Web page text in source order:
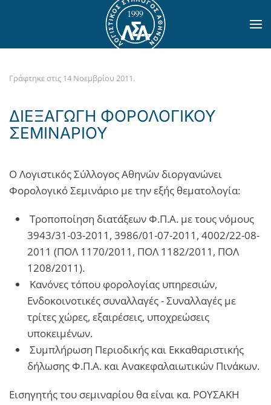
Skip to main content
Γράφτηκε στις 14 Νοεμβρίου 2011.
ΔΙΕΞΑΓΩΓΗ ΦΟΡΟΛΟΓΙΚΟΥ
ΣΕΜΙΝΑΡΙΟΥ
Ο Λογιστικός Σύλλογος Αθηνών διοργανώνει
Φορολογικό Σεμινάριο με την εξής θεματολογία:
Τροποποίηση διατάξεων Φ.Π.Α. με τους νόμους
3943/31-03-2011, 3986/01-07-2011, 4002/22-08-
2011 (ΠΟΛ 1170/2011, ΠΟΛ 1182/2011, ΠΟΛ
1208/2011).
Κανόνες τόπου φορολογίας υπηρεσιών,
Ενδοκοινοτικές συναλλαγές - Συναλλαγές με
τρίτες χώρες, εξαιρέσεις, υποχρεώσεις
υποκειμένων.
Συμπλήρωση Περιοδικής και Εκκαθαριστικής
δήλωσης Φ.Π.Α. και Ανακεφαλαιωτικών Πινάκων.
Εισηγητής του σεμιναρίου θα είναι κα. ΡΟΥΣΑΚΗ